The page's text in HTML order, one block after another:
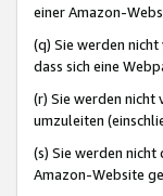
einer Amazon-
(q) Sie werden nicht
dass sich eine
(r) Sie werden
umzuleiten
(s) Sie werden
Amazon-Website